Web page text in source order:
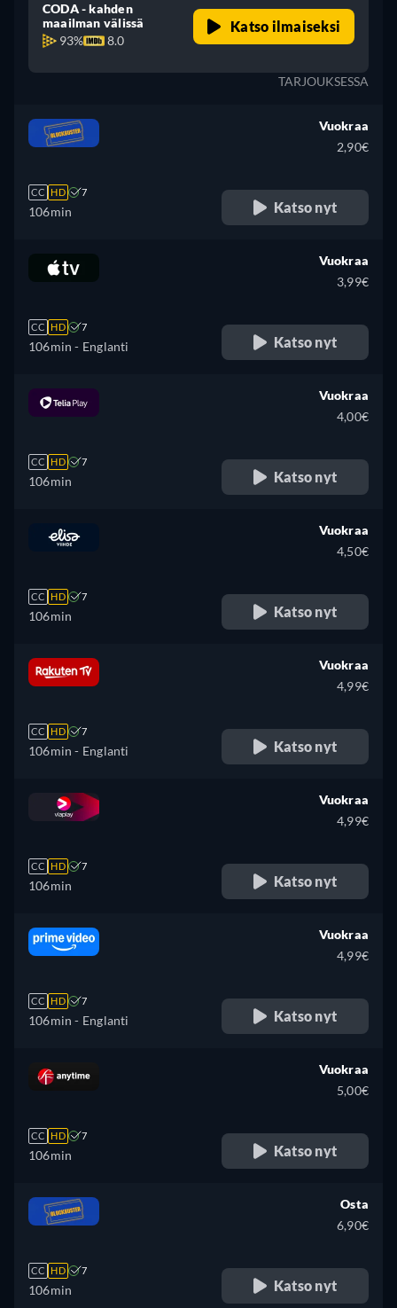
CODA - kahden
maailman välissä
93%
8.0
Katso ilmaiseksi
TARJOUKSESSA
CC HD 7
106min
Vuokraa
2,90€
Katso nyt
CC HD 7
106min - Englanti
Vuokraa
3,99€
Katso nyt
CC HD 7
106min
Vuokraa
4,00€
Katso nyt
CC HD 7
106min
Vuokraa
4,50€
Katso nyt
CC HD 7
106min - Englanti
Vuokraa
4,99€
Katso nyt
CC HD 7
106min
Vuokraa
4,99€
Katso nyt
CC HD 7
106min - Englanti
Vuokraa
4,99€
Katso nyt
CC HD 7
106min
Vuokraa
5,00€
Katso nyt
CC HD 7
106min
Osta
6,90€
Katso nyt